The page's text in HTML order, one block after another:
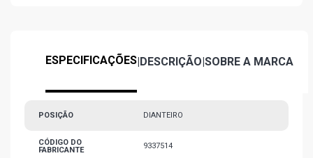
ESPECIFICAÇÕES|DESCRIÇÃO|SOBRE A MARCA
POSIÇÃO DIANTEIRO
CÓDIGO DO
FABRICANTE
9337514